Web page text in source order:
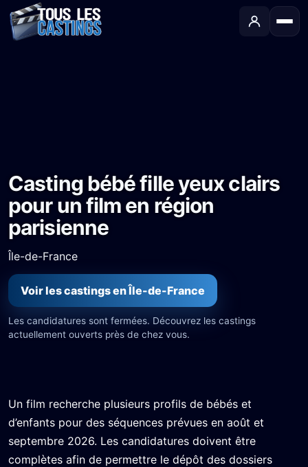
Casting bébé fille yeux clairs
pour un film en région
parisienne
Île-de-France
Voir les castings en Île-de-France
Les candidatures sont fermées. Découvrez les castings
actuellement ouverts près de chez vous.
Un film recherche plusieurs profils de bébés et
d’enfants pour des séquences prévues en août et
septembre 2026. Les candidatures doivent être
complètes afin de permettre le dépôt des dossiers